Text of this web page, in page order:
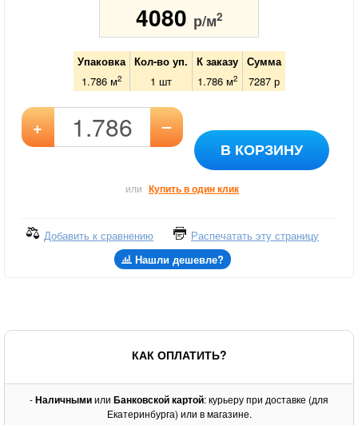
4080 р/м2
Упаковка Кол-во уп. К заказу
Сумма
1.786 м2 1 шт 1.786м2 7287р
+ –
В КОРЗИНУ
или Купить в один клик
Добавить к сравнению
Распечатать эту страницу
Нашли дешевле?
КАК ОПЛАТИТЬ?
-Наличнымиили Банковской картой: курьеру при доставке (для
Екатеринбурга) или в магазине.